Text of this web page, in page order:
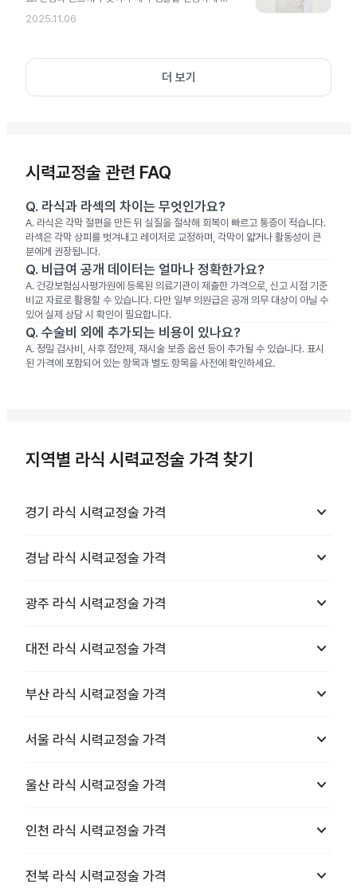
작해 보세요.
2025.11.06
더 보기
시력교정술 관련 FAQ
Q. 라식과 라섹의 차이는 무엇인가요?
A. 라식은 각막 절편을 만든 뒤 실질을 절삭해 회복이 빠르고 통증이 적습니다.
라섹은 각막 상피를 벗겨내고 레이저로 교정하며, 각막이 얇거나 활동성이 큰
분에게 권장됩니다.
Q. 비급여 공개 데이터는 얼마나 정확한가요?
A. 건강보험심사평가원에 등록된 의료기관이 제출한 가격으로, 신고 시점 기준
비교 자료로 활용할 수 있습니다. 다만 일부 의원급은 공개 의무 대상이 아닐 수
있어 실제 상담 시 확인이 필요합니다.
Q. 수술비 외에 추가되는 비용이 있나요?
A. 정밀 검사비, 사후 점안제, 재시술 보증 옵션 등이 추가될 수 있습니다. 표시
된 가격에 포함되어 있는 항목과 별도 항목을 사전에 확인하세요.
지역별 라식 시력교정술 가격 찾기
경기 라식 시력교정술 가격 keyboard_arrow_down
경남 라식 시력교정술 가격 keyboard_arrow_down
광주 라식 시력교정술 가격 keyboard_arrow_down
대전 라식 시력교정술 가격 keyboard_arrow_down
부산 라식 시력교정술 가격 keyboard_arrow_down
서울 라식 시력교정술 가격 keyboard_arrow_down
울산 라식 시력교정술 가격 keyboard_arrow_down
인천 라식 시력교정술 가격 keyboard_arrow_down
전북 라식 시력교정술 가격 keyboard_arrow_down